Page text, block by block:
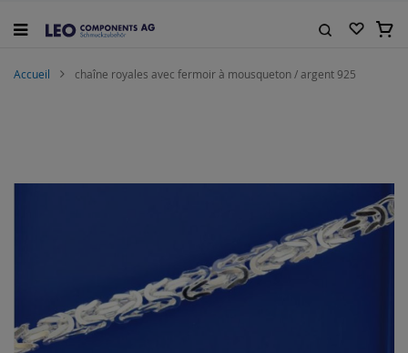
au
Mon
Accueil chaîne royales avec fermoir à mousqueton / argent 925